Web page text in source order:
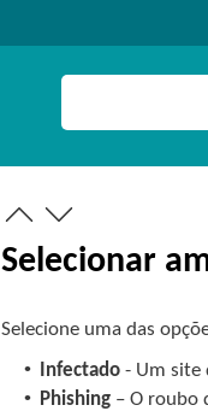
Selecionar
Selecione uma das
• Infectado - Um site
• Phishing – O roubo